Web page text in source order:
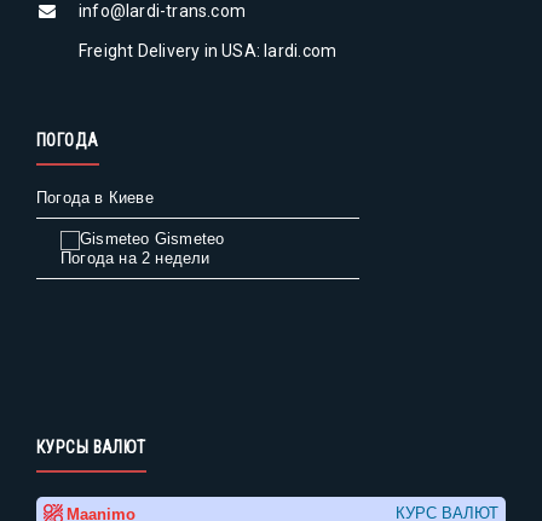
info@lardi-trans.com
Freight Delivery in USA: lardi.com
ПОГОДА
Погода в Киеве
Gismeteo
Погода на 2 недели
КУРСЫ ВАЛЮТ